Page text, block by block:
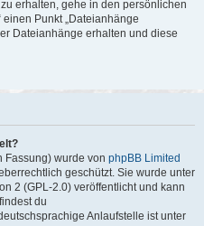
erhalten, gehe in den persönlichen
einen Punkt „Dateianhänge
Dateianhänge erhalten und diese
Fassung) wurde von phpBB Limited
geschützt. Sie wurde unter
2 (GPL-2.0) veröffentlicht und kann
du
Anlaufstelle ist unter